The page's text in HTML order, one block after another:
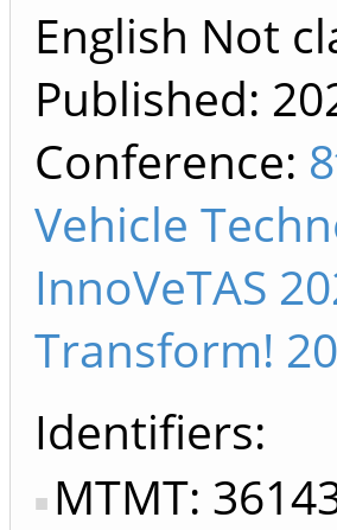
English Not
Published:
Conference:
Vehicle
InnoVeTAS
Transform!
Identifiers
MTMT: